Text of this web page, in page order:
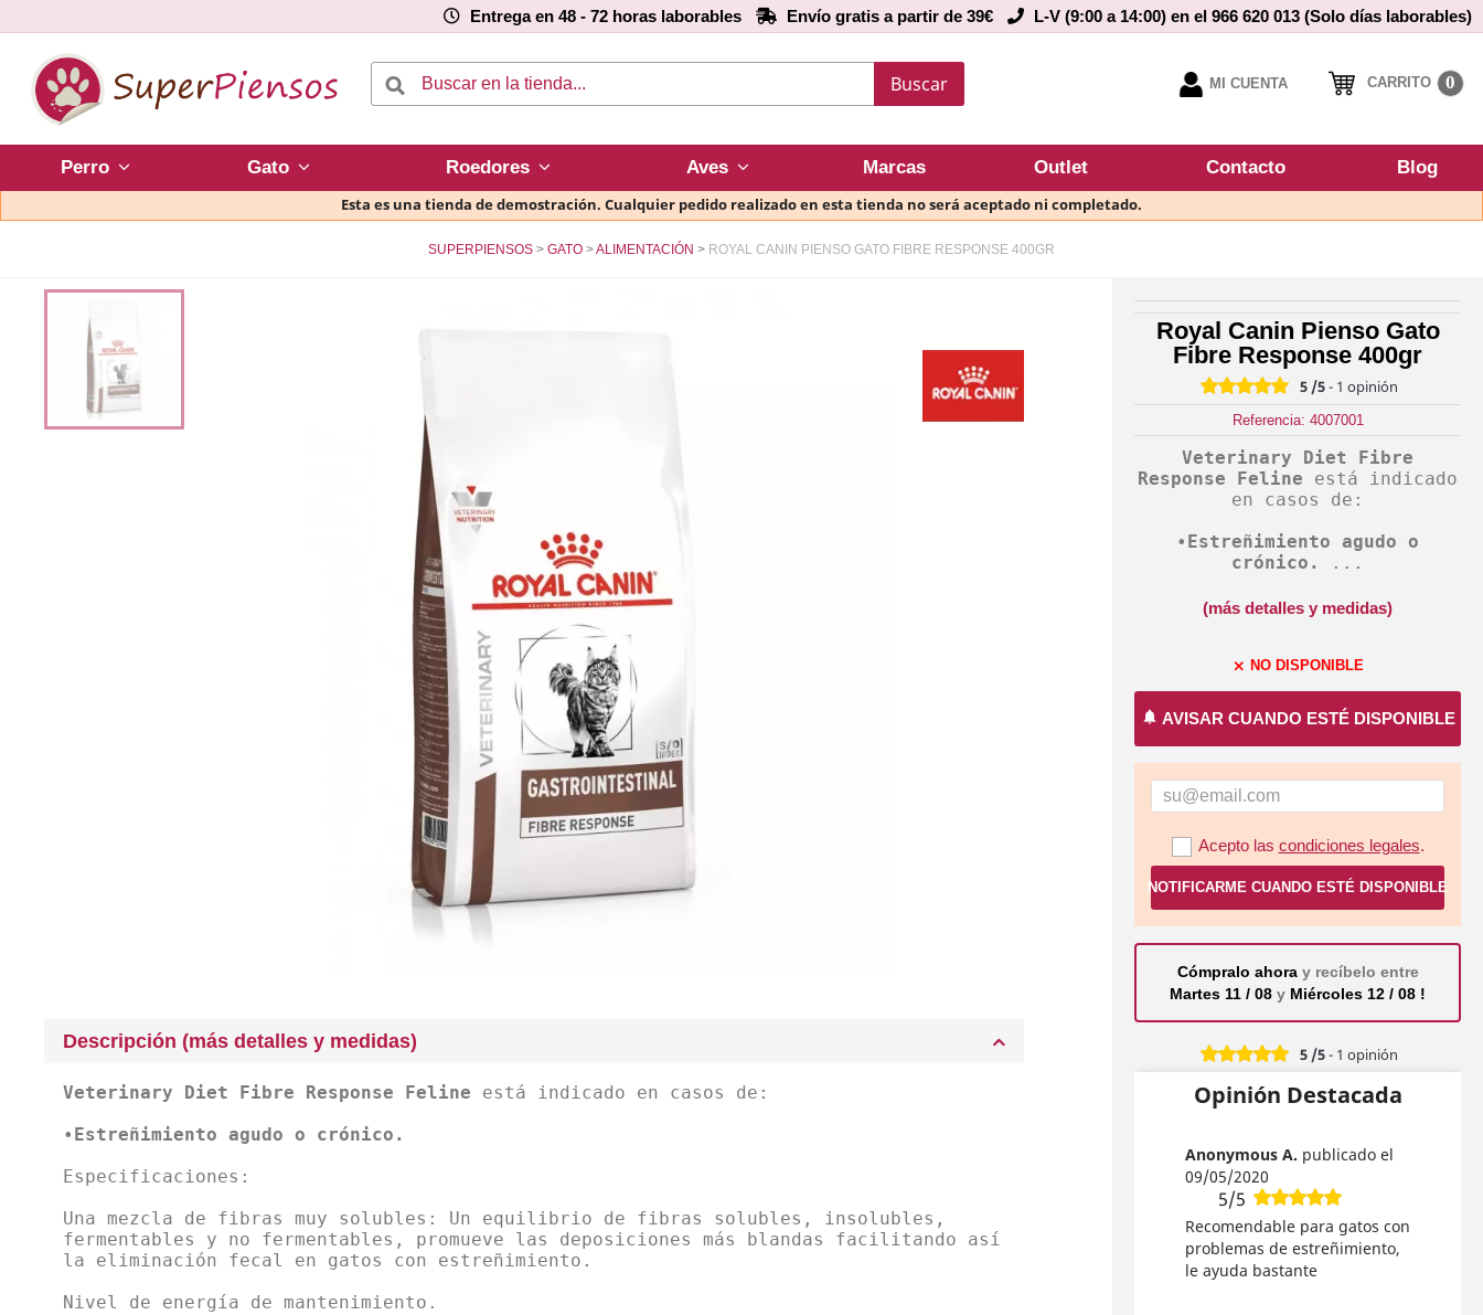
Entrega en 48 - 72 horas laborables Envío gratis a partir de 39€ L-V (9:00 a 14:00) en el 966 620 013 (Solo días laborables)
Buscar MI CUENTA CARRITO 0
Perro Gato Roedores Aves Marcas Outlet Contacto Blog
Esta es una tienda de demostración. Cualquier pedido realizado en esta tienda no será aceptado ni completado.
SUPERPIENSOS GATO ALIMENTACIÓN ROYAL CANIN PIENSO GATO FIBRE RESPONSE 400GR
Royal Canin Pienso Gato
Fibre Response 400gr
5 /5- 1 opinión
Referencia: 4007001
Veterinary Diet Fibre
Response Feline está indicado
en casos de:
• Estreñimiento agudo o
crónico.
...
(más detalles y medidas)
close NO DISPONIBLE
notifications AVISAR CUANDO ESTÉ DISPONIBLE
Acepto las condiciones legales.
NOTIFICARME CUANDO ESTÉ DISPONIBLE
Cómpralo ahora y recíbelo entre
Martes 11 / 08 y Miércoles 12 / 08 !
5 /5- 1 opinión
Opinión Destacada
Anonymous A. publicado el
09/05/2020
5/5
Recomendable para gatos con
problemas de estreñimiento,
le ayuda bastante
Descripción (más detalles y medidas)
Veterinary Diet Fibre Response Feline está indicado en casos de:
• Estreñimiento agudo o crónico.
Especificaciones:
Una mezcla de fibras muy solubles: Un equilibrio de fibras solubles, insolubles,
fermentables y no fermentables, promueve las deposiciones más blandas facilitando así
la eliminación fecal en gatos con estreñimiento.
Nivel de energía de mantenimiento.